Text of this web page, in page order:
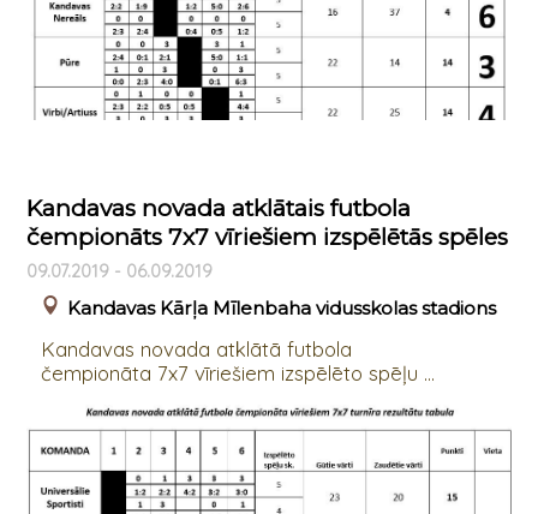
Kandavas novada atklātais futbola
čempionāts 7x7 vīriešiem izspēlētās spēles
09.07.2019 - 06.09.2019
Kandavas Kārļa Mīlenbaha vidusskolas stadions
Kandavas novada atklātā futbola
čempionāta 7x7 vīriešiem izspēlēto spēļu ...